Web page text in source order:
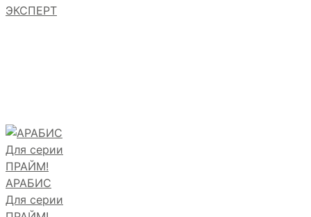
ЭКСПЕРТ
АРАБИС
Для серии